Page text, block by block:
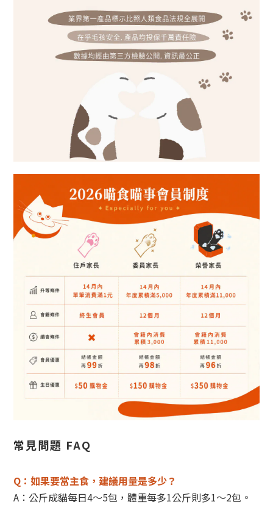
常見問題 FAQ
Q： 如果要當主食，建議用量是多少？
A：公斤成貓每日4～5包，體重每多1公斤則多1～2包。